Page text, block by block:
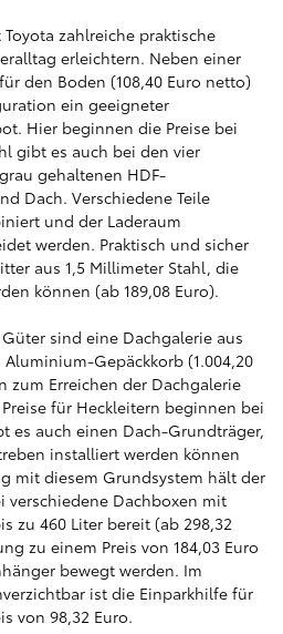
zahlreiche praktische
erleichtern. Neben einer
den Boden (108,40 Euro netto)
ein geeigneter
Hier beginnen die Preise bei
gibt es auch bei den vier
gehaltenen HDF-
Dach. Verschiedene Teile
und der Laderaum
werden. Praktisch und sicher
aus 1,5 Millimeter Stahl, die
können (ab 189,08 Euro).
sind eine Dachgalerie aus
Aluminium-Gepäckkorb (1.004,20
zum Erreichen der Dachgalerie
für Heckleitern beginnen bei
es auch einen Dach-Grundträger,
installiert werden können
mit diesem Grundsystem hält der
verschiedene Dachboxen mit
zu 460 Liter bereit (ab 298,32
zu einem Preis von 184,03 Euro
bewegt werden. Im
ist die Einparkhilfe für
von 98,32 Euro.